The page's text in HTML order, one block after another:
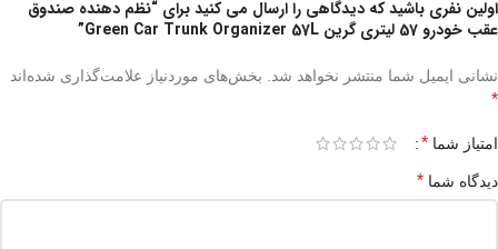
اولین نفری باشید که دیدگاهی را ارسال می کنید برای “نظم دهنده صندوق
عقب خودرو 57 لیتری گرین Green Car Trunk Organizer 57L”
نشانی ایمیل شما منتشر نخواهد شد. بخش‌های موردنیاز علامت‌گذاری شده‌اند
*
امتیاز شما *
دیدگاه شما *